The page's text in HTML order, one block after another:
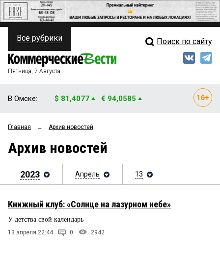
ПОЛИТИКА
ФИНАНСЫ
ОБЩЕСТВО
ЗАКОН
НОВОСТИ КОМПАНИЙ
СТИЛЬ ЖИЗНИ
Свежий выпуск
Блоги
Все рубрики Поиск по сайту
Пятница, 7 Августа
В Омске: $ 81,4077 € 94,0585
Главная → Архив новостей
Архив новостей
2023 Апрель 13
Книжный клуб: «Солнце на лазурном небе»
У детства свой календарь
13 апреля 22:44 0 2942